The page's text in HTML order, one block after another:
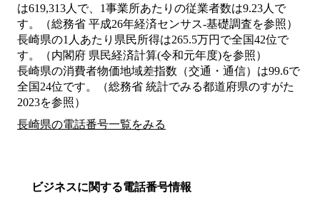
は619,313人で、1事業所あたりの従業者数は9.23人で
す。（総務省 平成26年経済センサス‐基礎調査を参照）
長崎県の1人あたり県民所得は265.5万円で全国42位で
す。（内閣府 県民経済計算(令和元年度)を参照）
長崎県の消費者物価地域差指数（交通・通信）は99.6で
全国24位です。（総務省 統計でみる都道府県のすがた
2023を参照）
長崎県の電話番号一覧をみる
ビジネスに関する電話番号情報